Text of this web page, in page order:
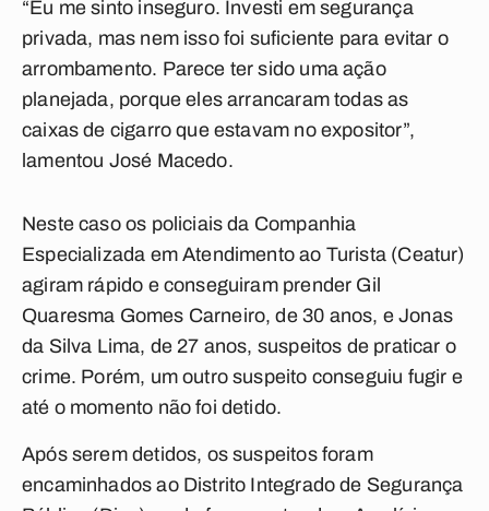
“Eu me sinto inseguro. Investi em segurança
privada, mas nem isso foi suficiente para evitar o
arrombamento. Parece ter sido uma ação
planejada, porque eles arrancaram todas as
caixas de cigarro que estavam no expositor”,
lamentou José Macedo.
Neste caso os policiais da Companhia
Especializada em Atendimento ao Turista (Ceatur)
agiram rápido e conseguiram prender Gil
Quaresma Gomes Carneiro, de 30 anos, e Jonas
da Silva Lima, de 27 anos, suspeitos de praticar o
crime. Porém, um outro suspeito conseguiu fugir e
até o momento não foi detido.
Após serem detidos, os suspeitos foram
encaminhados ao Distrito Integrado de Segurança